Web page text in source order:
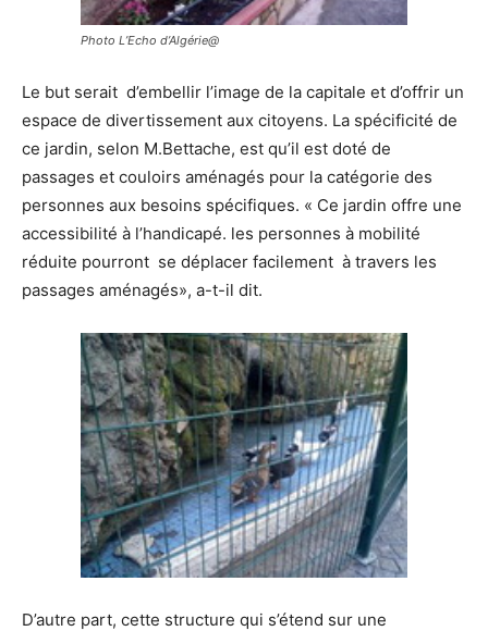
Photo L’Echo d’Algérie@
Le but serait d’embellir l’image de la capitale et d’offrir un
espace de divertissement aux citoyens. La spécificité de
ce jardin, selon M.Bettache, est qu’il est doté de
passages et couloirs aménagés pour la catégorie des
personnes aux besoins spécifiques. « Ce jardin offre une
accessibilité à l’handicapé. les personnes à mobilité
réduite pourront se déplacer facilement à travers les
passages aménagés», a-t-il dit.
D’autre part, cette structure qui s’étend sur une